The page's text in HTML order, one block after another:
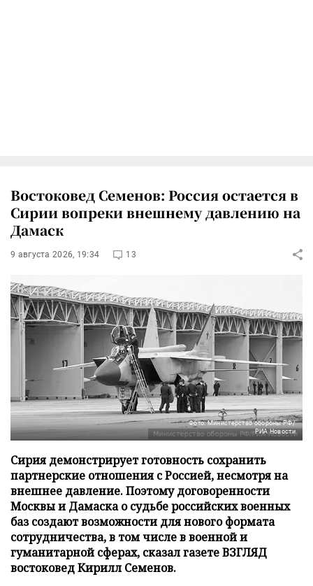
Востоковед Семенов: Россия остается в
Сирии вопреки внешнему давлению на
Дамаск
9 августа 2026, 19:34 13
Фото: Министерство обороны РФ/
РИА Новости
Сирия демонстрирует готовность сохранить
партнерские отношения с Россией, несмотря на
внешнее давление. Поэтому договоренности
Москвы и Дамаска о судьбе российских военных
баз создают возможности для нового формата
сотрудничества, в том числе в военной и
гуманитарной сферах, сказал газете ВЗГЛЯД
востоковед Кирилл Семенов.